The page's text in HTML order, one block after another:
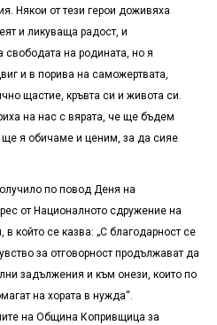
Някои от тези герои доживяха
и ликуваща радост, и
свободата на родината, но я
и в порива на саможертвата,
щастие, кръвта си и живота си.
на нас с вярата, че ще бъдем
я обичаме и ценим, за да сияе
по повод Деня на
от Националното сдружение на
който се казва: „С благодарност се
за отговорност продължават да
задължения и към онези, които по
на хората в нужда“.
на Община Копривщица за